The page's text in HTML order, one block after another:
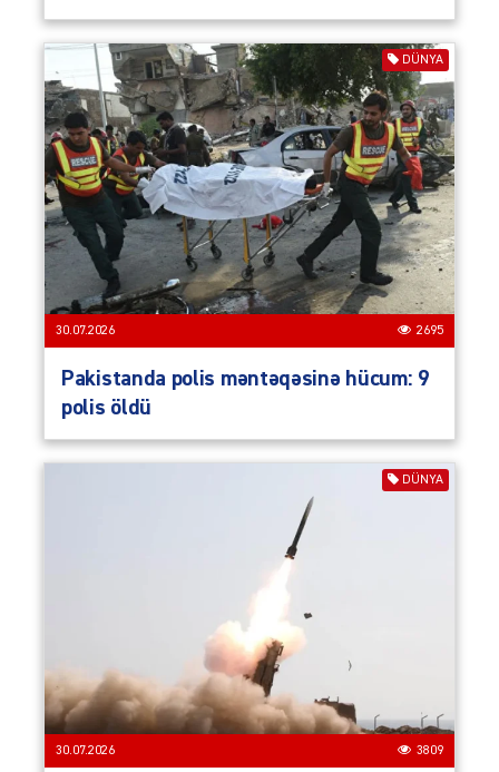
DÜNYA
30.07.2026 2695
Pakistanda polis məntəqəsinə hücum: 9
polis öldü
DÜNYA
30.07.2026 3809